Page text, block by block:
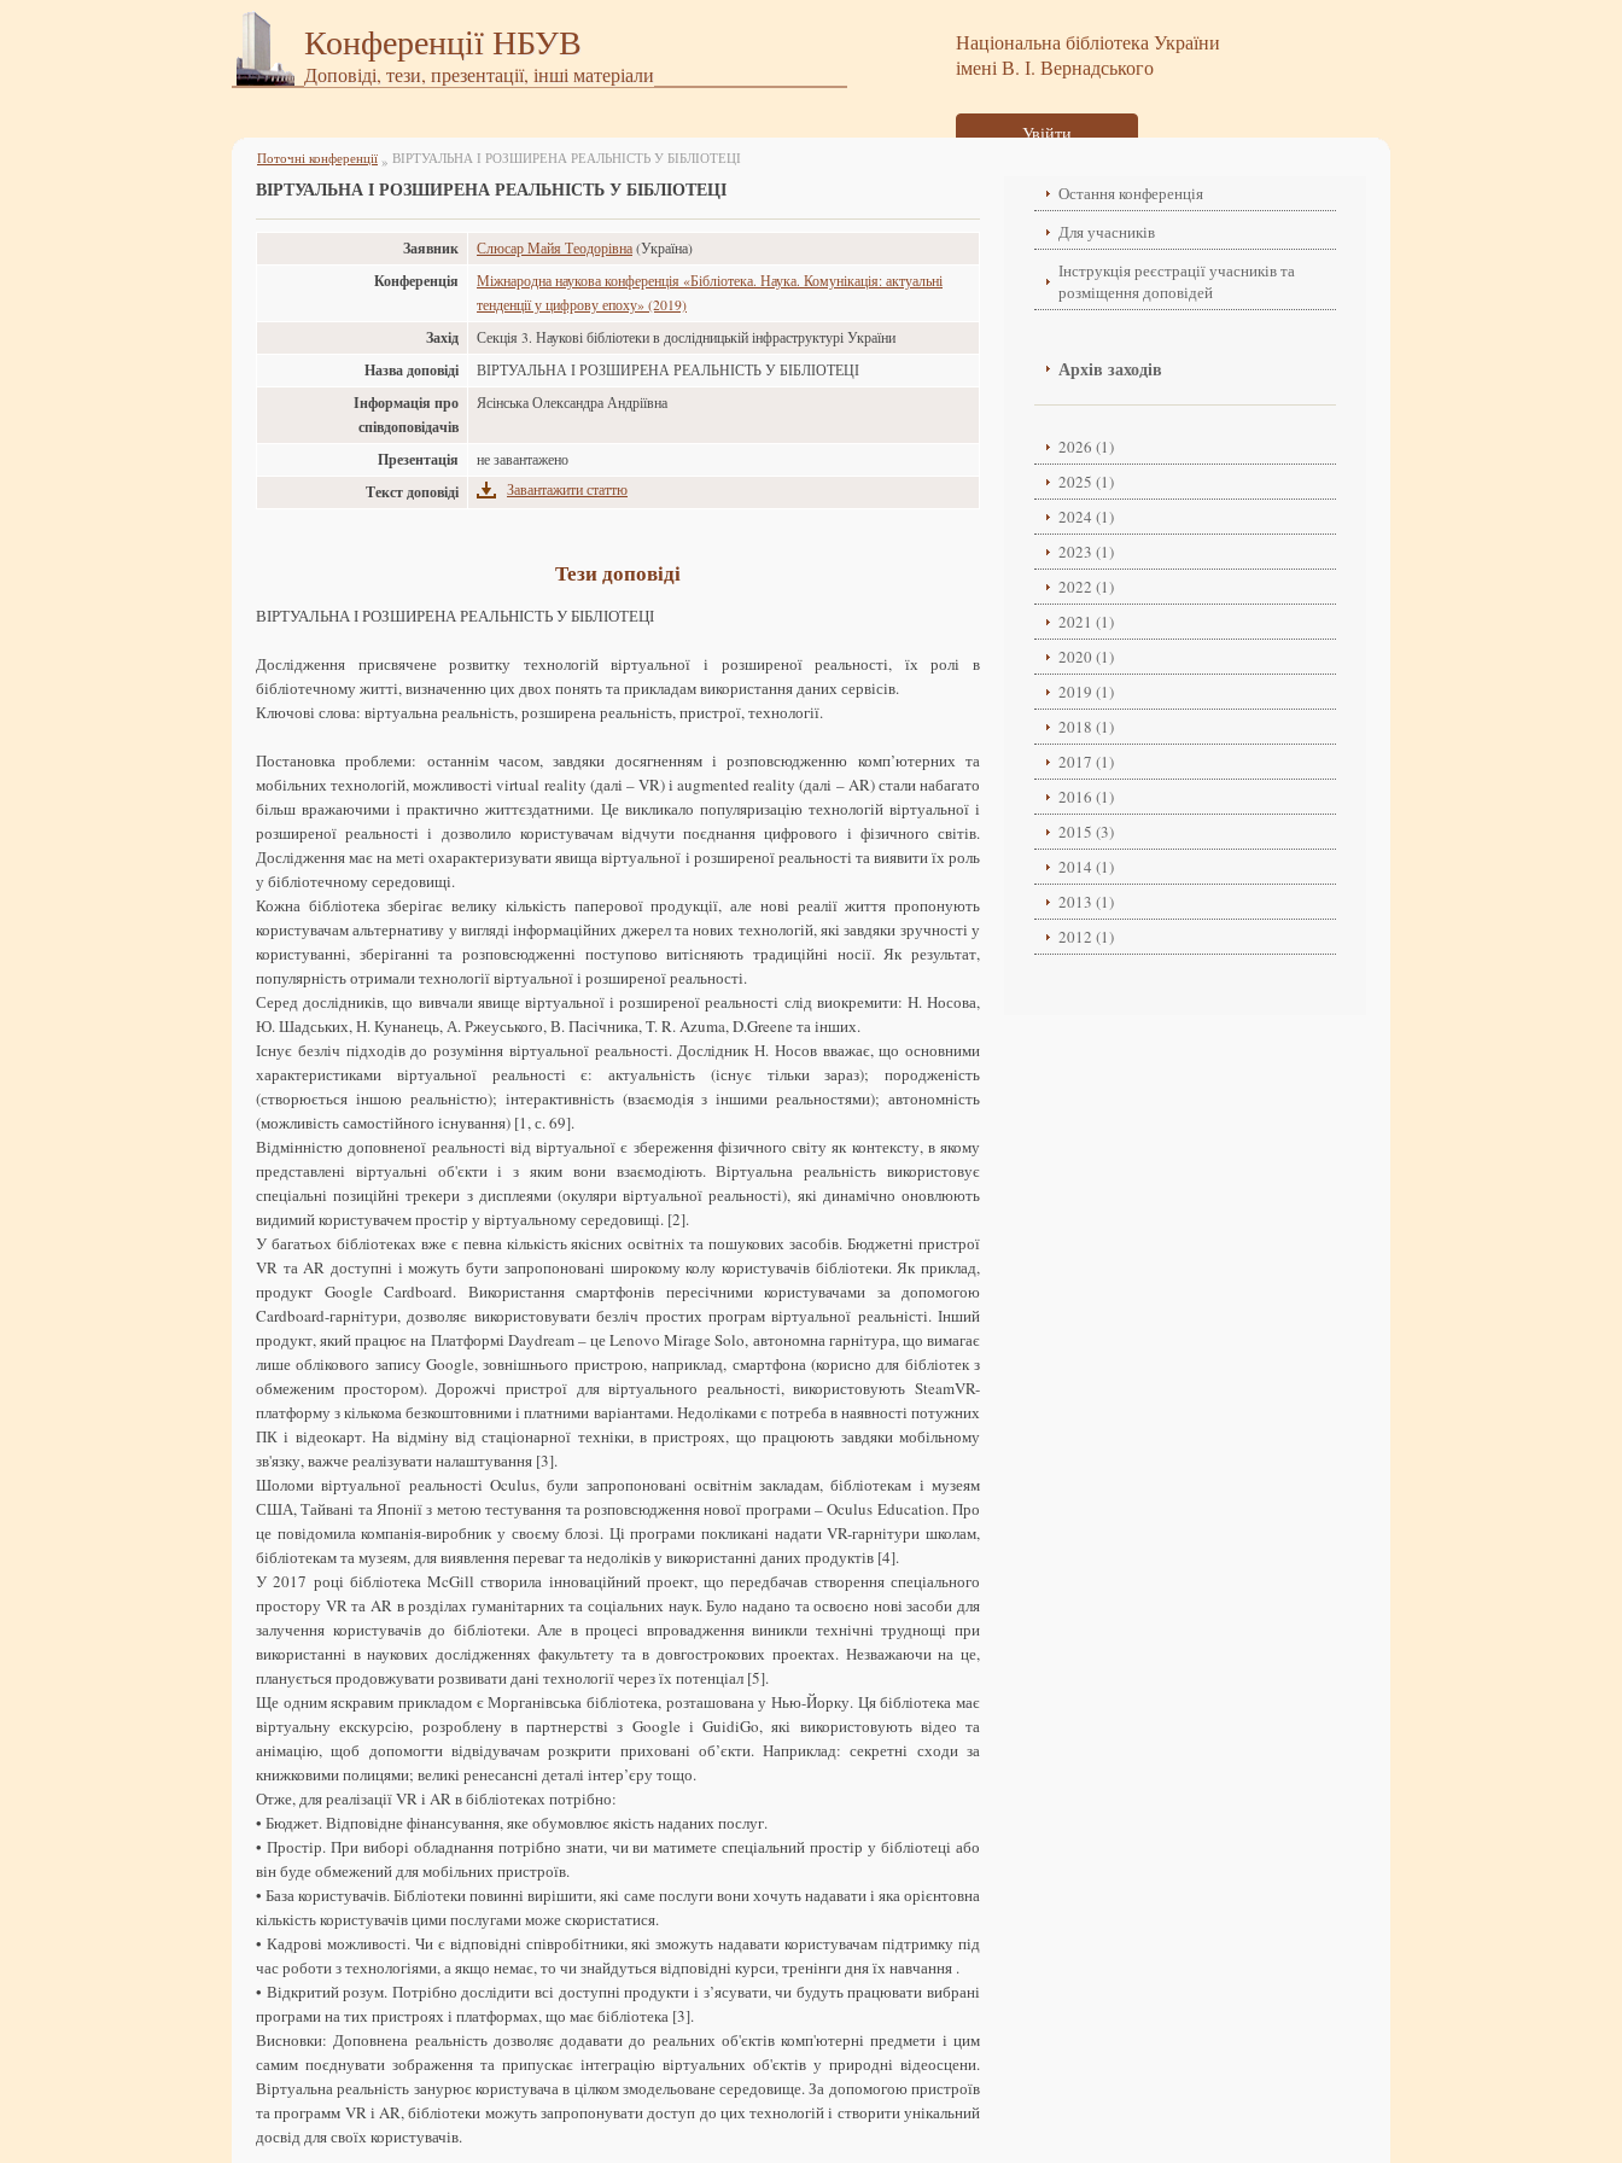
Конференції НБУВ
Доповіді, тези, презентації, інші матеріали
Національна бібліотека України
імені В. І. Вернадського
Увійти
Поточні конференції » ВІРТУАЛЬНА І РОЗШИРЕНА РЕАЛЬНІСТЬ У БІБЛІОТЕЦІ
ВІРТУАЛЬНА І РОЗШИРЕНА РЕАЛЬНІСТЬ У БІБЛІОТЕЦІ
Заявник Слюсар Майя Теодорівна (Україна)
Конференція
Міжнародна наукова конференція «Бібліотека. Наука. Комунікація: актуальні
тенденції у цифрову епоху» (2019)
Захід Секція 3. Наукові бібліотеки в дослідницькій інфраструктурі України
Назва доповіді ВІРТУАЛЬНА І РОЗШИРЕНА РЕАЛЬНІСТЬ У БІБЛІОТЕЦІ
Інформація про
співдоповідачів
Ясінська Олександра Андріївна
Презентація не завантажено
Текст доповіді Завантажити статтю
Тези доповіді
ВІРТУАЛЬНА І РОЗШИРЕНА РЕАЛЬНІСТЬ У БІБЛІОТЕЦІ
Дослідження присвячене розвитку технологій віртуальної і розширеної реальності, їх ролі в
бібліотечному житті, визначенню цих двох понять та прикладам використання даних сервісів.
Ключові слова: віртуальна реальність, розширена реальність, пристрої, технології.
Постановка проблеми: останнім часом, завдяки досягненням і розповсюдженню комп’ютерних та
мобільних технологій, можливості virtual reality (далі – VR) і augmented reality (далі – AR) стали набагато
більш вражаючими і практично життєздатними. Це викликало популяризацію технологій віртуальної і
розширеної реальності і дозволило користувачам відчути поєднання цифрового і фізичного світів.
Дослідження має на меті охарактеризувати явища віртуальної і розширеної реальності та виявити їх роль
у бібліотечному середовищі.
Кожна бібліотека зберігає велику кількість паперової продукції, але нові реалії життя пропонують
користувачам альтернативу у вигляді інформаційних джерел та нових технологій, які завдяки зручності у
користуванні, зберіганні та розповсюдженні поступово витісняють традиційні носії. Як результат,
популярність отримали технології віртуальної і розширеної реальності.
Серед дослідників, що вивчали явище віртуальної і розширеної реальності слід виокремити: Н. Носова,
Ю. Шадських, Н. Кунанець, А. Ржеуського, В. Пасічника, T. R. Azuma, D.Greene та інших.
Існує безліч підходів до розуміння віртуальної реальності. Дослідник Н. Носов вважає, що основними
характеристиками віртуальної реальності є: актуальність (існує тільки зараз); породженість
(створюється іншою реальністю); інтерактивність (взаємодія з іншими реальностями); автономність
(можливість самостійного існування) [1, с. 69].
Відмінністю доповненої реальності від віртуальної є збереження фізичного світу як контексту, в якому
представлені віртуальні об'єкти і з яким вони взаємодіють. Віртуальна реальність використовує
спеціальні позиційні трекери з дисплеями (окуляри віртуальної реальності), які динамічно оновлюють
видимий користувачем простір у віртуальному середовищі. [2].
У багатьох бібліотеках вже є певна кількість якісних освітніх та пошукових засобів. Бюджетні пристрої
VR та AR доступні і можуть бути запропоновані широкому колу користувачів бібліотеки. Як приклад,
продукт Google Cardboard. Використання смартфонів пересічними користувачами за допомогою
Cardboard-гарнітури, дозволяє використовувати безліч простих програм віртуальної реальністі. Інший
продукт, який працює на Платформі Daydream – це Lenovo Mirage Solo, автономна гарнітура, що вимагає
лише облікового запису Google, зовнішнього пристрою, наприклад, смартфона (корисно для бібліотек з
обмеженим простором). Дорожчі пристрої для віртуального реальності, використовують SteamVR-
платформу з кількома безкоштовними і платними варіантами. Недоліками є потреба в наявності потужних
ПК і відеокарт. На відміну від стаціонарної техніки, в пристроях, що працюють завдяки мобільному
зв'язку, важче реалізувати налаштування [3].
Шоломи віртуальної реальності Oculus, були запропоновані освітнім закладам, бібліотекам і музеям
США, Тайвані та Японії з метою тестування та розповсюдження нової програми – Oculus Education. Про
це повідомила компанія-виробник у своєму блозі. Ці програми покликані надати VR-гарнітури школам,
бібліотекам та музеям, для виявлення переваг та недоліків у використанні даних продуктів [4].
У 2017 році бібліотека McGill створила інноваційний проект, що передбачав створення спеціального
простору VR та AR в розділах гуманітарних та соціальних наук. Було надано та освоєно нові засоби для
залучення користувачів до бібліотеки. Але в процесі впровадження виникли технічні труднощі при
використанні в наукових дослідженнях факультету та в довгострокових проектах. Незважаючи на це,
планується продовжувати розвивати дані технології через їх потенціал [5].
Ще одним яскравим прикладом є Морганівська бібліотека, розташована у Нью-Йорку. Ця бібліотека має
віртуальну екскурсію, розроблену в партнерстві з Google і GuidiGo, які використовують відео та
анімацію, щоб допомогти відвідувачам розкрити приховані об’єкти. Наприклад: секретні сходи за
книжковими полицями; великі ренесансні деталі інтер’єру тощо.
Отже, для реалізації VR і AR в бібліотеках потрібно:
• Бюджет. Відповідне фінансування, яке обумовлює якість наданих послуг.
• Простір. При виборі обладнання потрібно знати, чи ви матимете спеціальний простір у бібліотеці або
він буде обмежений для мобільних пристроїв.
• База користувачів. Бібліотеки повинні вирішити, які саме послуги вони хочуть надавати і яка орієнтовна
кількість користувачів цими послугами може скористатися.
• Кадрові можливості. Чи є відповідні співробітники, які зможуть надавати користувачам підтримку під
час роботи з технологіями, а якщо немає, то чи знайдуться відповідні курси, тренінги дня їх навчання .
• Відкритий розум. Потрібно дослідити всі доступні продукти і з’ясувати, чи будуть працювати вибрані
програми на тих пристроях і платформах, що має бібліотека [3].
Висновки: Доповнена реальність дозволяє додавати до реальних об'єктів комп'ютерні предмети і цим
самим поєднувати зображення та припускає інтеграцію віртуальних об'єктів у природні відеосцени.
Віртуальна реальність занурює користувача в цілком змодельоване середовище. За допомогою пристроїв
та программ VR і AR, бібліотеки можуть запропонувати доступ до цих технологій і створити унікальний
досвід для своїх користувачів.
Остання конференція
Для учасників
Інструкція реєстрації учасників та
розміщення доповідей
Архів заходів
2026 (1)
2025 (1)
2024 (1)
2023 (1)
2022 (1)
2021 (1)
2020 (1)
2019 (1)
2018 (1)
2017 (1)
2016 (1)
2015 (3)
2014 (1)
2013 (1)
2012 (1)